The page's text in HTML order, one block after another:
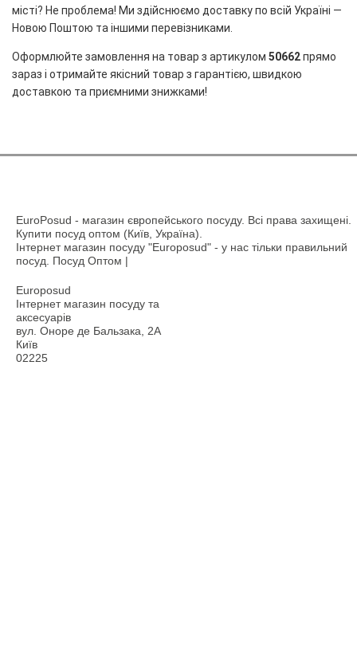
місті? Не проблема! Ми здійснюємо доставку по всій Україні —
Новою Поштою та іншими перевізниками.
Оформлюйте замовлення на товар з артикулом 50662прямо
зараз і отримайте якісний товар з гарантією, швидкою
доставкою та приємними знижками!
EuroPosud - магазин європейського посуду. Всі права захищені.
Купити посуд оптом (Київ, Україна).
Інтернет магазин посуду "Europosud" - у нас тільки правильний
посуд. Посуд Оптом |
Europosud
Інтернет магазин посуду та
аксесуарів
вул. Оноре де Бальзака, 2А
Київ
02225